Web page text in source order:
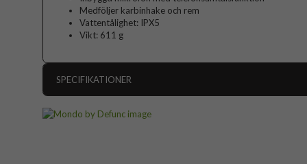
Medföljer karbinhake och rem
Vattentålighet: IPX5
Vikt: 611 g
SPECIFIKATIONER